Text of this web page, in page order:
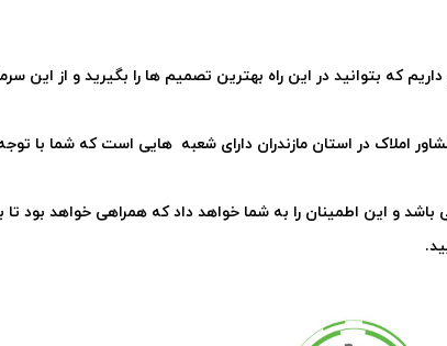
که بتوانید در این راه بهترین تصمیم ها را بگیرید و از این
املاک در استان مازندران دارای شعبه هایی است که شما با
باشد و این اطمینان را به شما خواهد داد که همراهی خواهد بود
.